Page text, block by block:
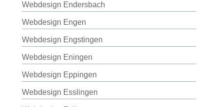
Webdesign Endersbach
Webdesign Engen
Webdesign Engstingen
Webdesign Eningen
Webdesign Eppingen
Webdesign Esslingen